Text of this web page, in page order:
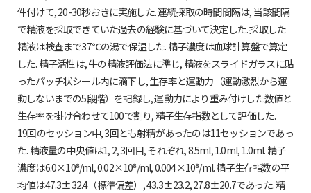
件付けて, 20-30秒おきに実施した. 連続採取の時間間隔は, 当該間隔
で精液を採取できていた過去の経験に基づいて決定した. 採取した
精液は検査まで37℃の湯で保温した. 精子濃度は血球計算盤で算定
した. 精子活性は, 牛の精液評価法に準じ, 精液をスライドガラスに貼
ったパッチ状シール内に滴下し, 生存率と運動力（運動激烈から運
動しないまでの5段階）を記録し, 運動力により重み付けした数値と
生存率を掛け合わせて100で割り, 精子生存指数として評価した.
19回のセッション中, 3回とも射精があったのは11セッションであっ
た. 精液量の中央値は1, 2, 3回目, それぞれ, 8.5ml, 1.0ml, 1.0ml. 精子
濃度は6.0×10⁸/ml, 0.02×10⁸/ml, 0.004×10⁸/ml. 精子生存指数の平
均値は47.3±32.4（標準偏差）, 43.3±23.2, 27.8±20.7であった. 精